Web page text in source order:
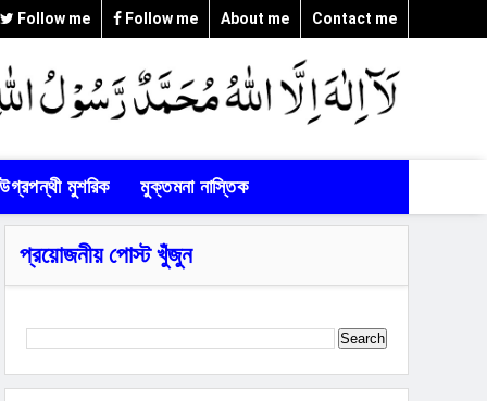
Follow me Follow me About me Contact me
উগ্রপন্থী মুশরিক মুক্তমনা নাস্তিক
প্রয়োজনীয় পোস্ট খুঁজুন